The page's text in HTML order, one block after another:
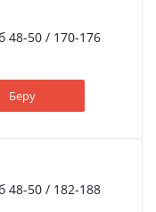
48-50 / 170-176
Беру
48-50 / 182-188